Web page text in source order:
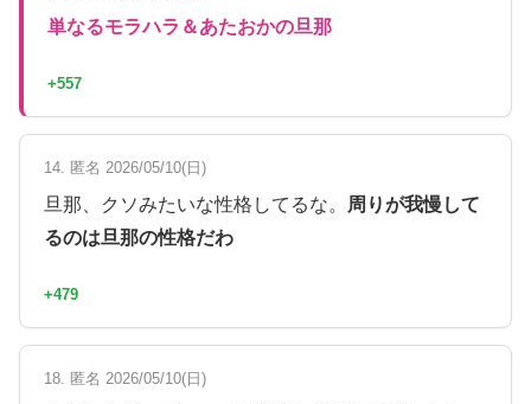
単なるモラハラ＆あたおかの旦那
+557
14. 匿名 2026/05/10(日)
旦那、クソみたいな性格してるな。
周りが我慢して
るのは旦那の性格だわ
+479
18. 匿名 2026/05/10(日)